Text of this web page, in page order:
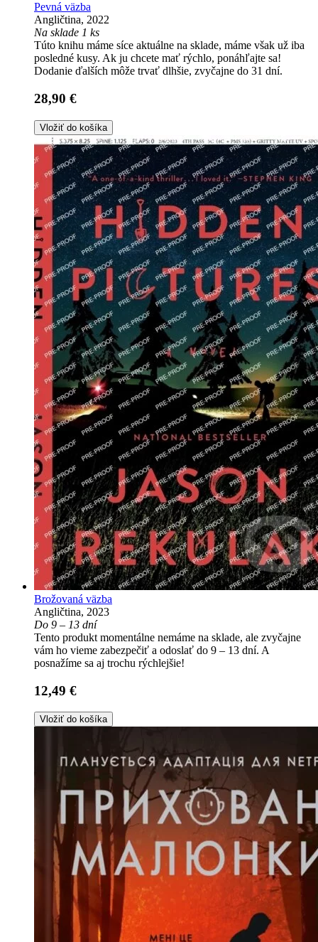
Pevná väzba
Angličtina, 2022
Na sklade 1 ks
Túto knihu máme síce aktuálne na sklade, máme však už iba
posledné kusy. Ak ju chcete mať rýchlo, ponáhľajte sa!
Dodanie ďalších môže trvať dlhšie, zvyčajne do 31 dní.
28,90 €
Vložiť do košíka
Brožovaná väzba
Angličtina, 2023
Do 9 – 13 dní
Tento produkt momentálne nemáme na sklade, ale zvyčajne
vám ho vieme zabezpečiť a odoslať do 9 – 13 dní. A
posnažíme sa aj trochu rýchlejšie!
12,49 €
Vložiť do košíka